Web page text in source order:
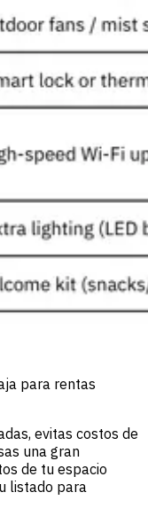
para rentas
evitas costos de
una gran
de tu espacio
listado para